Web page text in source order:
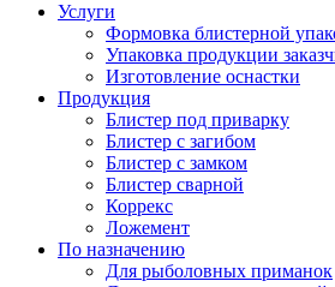
Услуги
Формовка блистерной
Упаковка продукции
Изготовление оснастки
Продукция
Блистер под приварку
Блистер с загибом
Блистер с замком
Блистер сварной
Коррекс
Ложемент
По назначению
Для рыболовных приманок